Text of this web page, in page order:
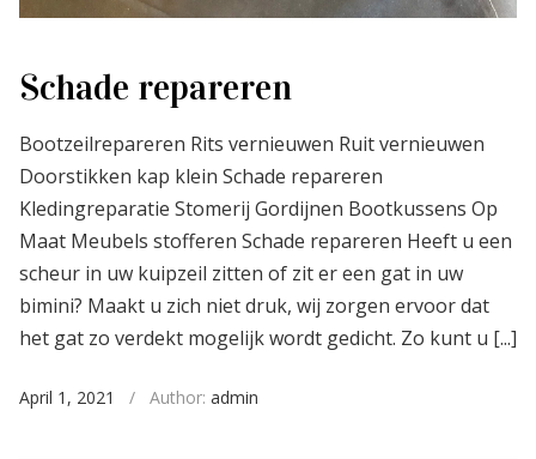
Schade repareren
Bootzeilrepareren Rits vernieuwen Ruit vernieuwen
Doorstikken kap klein Schade repareren
Kledingreparatie Stomerij Gordijnen Bootkussens Op
Maat Meubels stofferen Schade repareren Heeft u een
scheur in uw kuipzeil zitten of zit er een gat in uw
bimini? Maakt u zich niet druk, wij zorgen ervoor dat
het gat zo verdekt mogelijk wordt gedicht. Zo kunt u [...]
April 1, 2021 / Author: admin